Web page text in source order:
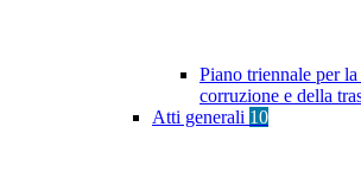
Piano triennale per
corruzione e della
Atti generali 10